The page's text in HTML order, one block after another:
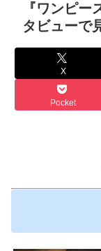
『ワンピ
タビューで
X
Pocket